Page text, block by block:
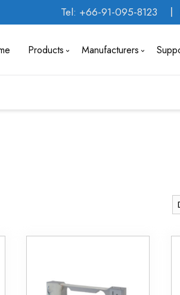
Tel: +66-91-095-8123
Products Manufacturers